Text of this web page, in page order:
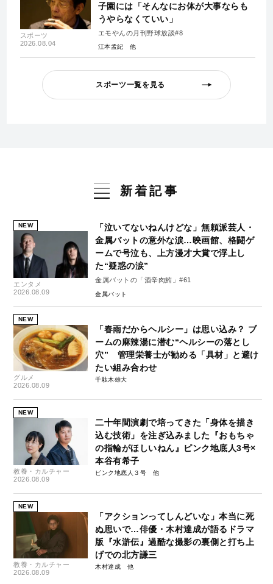
スポーツ
2026.08.04
子園には「そんなにお体が大事ならも
うやらなくていい」
エモやんの月刊野球放談#8
江本孟紀
スポーツ一覧を見る
新着記事
NEW
エンタメ
2026.08.09
「泣いてないねんけどな」無頼派芸人・
金属バットの意外な涙…映画館、格闘ゲ
ームで号泣も、上方漫才大賞で浮上し
た“疑惑の涙”
金属バットの「酒辛肉鮪」#61
金属バット
NEW
グルメ
2026.08.09
「春雨だからヘルシー」は思い込み？ ブ
ームの麻辣湯に潜む“ヘルシーの落とし
穴” 管理栄養士が勧める「具材」と避け
たい組み合わせ
千駄木雄大
NEW
教養・カルチャー
2026.08.09
二十年間演劇で培ってきた「身体を描き
込む技術」を注ぎ込みました『おもちゃ
の指輪がほしいねん』ピンク地底人3号×
本谷有希子
ピンク地底人３号
NEW
教養・カルチャー
2026.08.09
「アクションってしんどいな」本当に死
ぬ思いで…俳優・木村達成が語るドラマ
版『水滸伝』過酷な撮影の裏側と打ち上
げでの北方謙三
木村達成